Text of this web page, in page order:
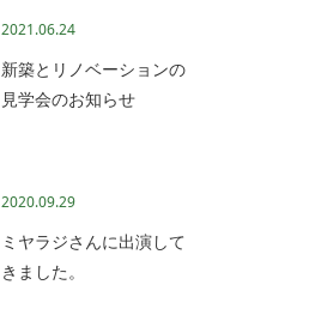
2021.06.24
新築とリノベーションの
見学会のお知らせ
2020.09.29
ミヤラジさんに出演して
きました。